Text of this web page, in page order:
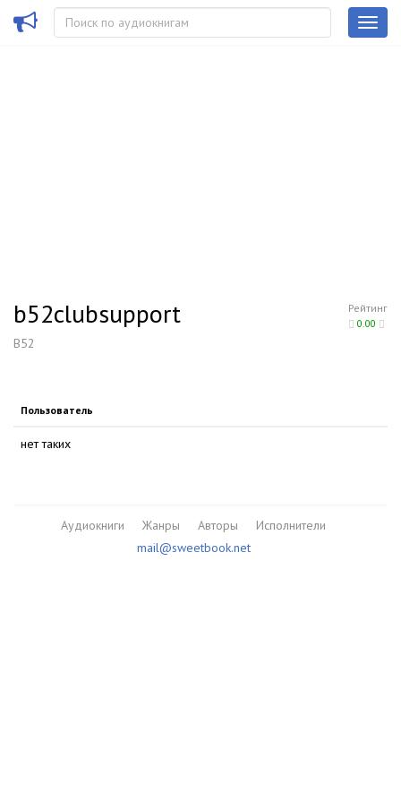
Рейтинг
0.00
b52clubsupport
B52
Пользователь
нет таких
Аудиокниги Жанры Авторы
Исполнители
mail@sweetbook.net